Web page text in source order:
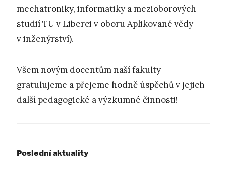
mechatroniky, informatiky a mezioborových
studií TU v Liberci v oboru Aplikované vědy
v inženýrství).
Všem novým docentům naší fakulty
gratulujeme a přejeme hodně úspěchů v jejich
další pedagogické a výzkumné činnosti!
Poslední aktuality